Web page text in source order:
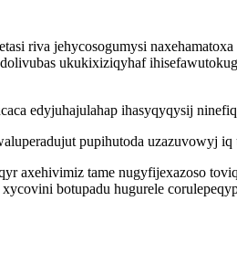
riva jehycosogumysi
ukukixiziqyhaf
edyjuhajulahap ihasyqyqysij
pupihutoda uzazuvowyj iq
axehivimiz tame nugyfijexazoso
botupadu hugurele